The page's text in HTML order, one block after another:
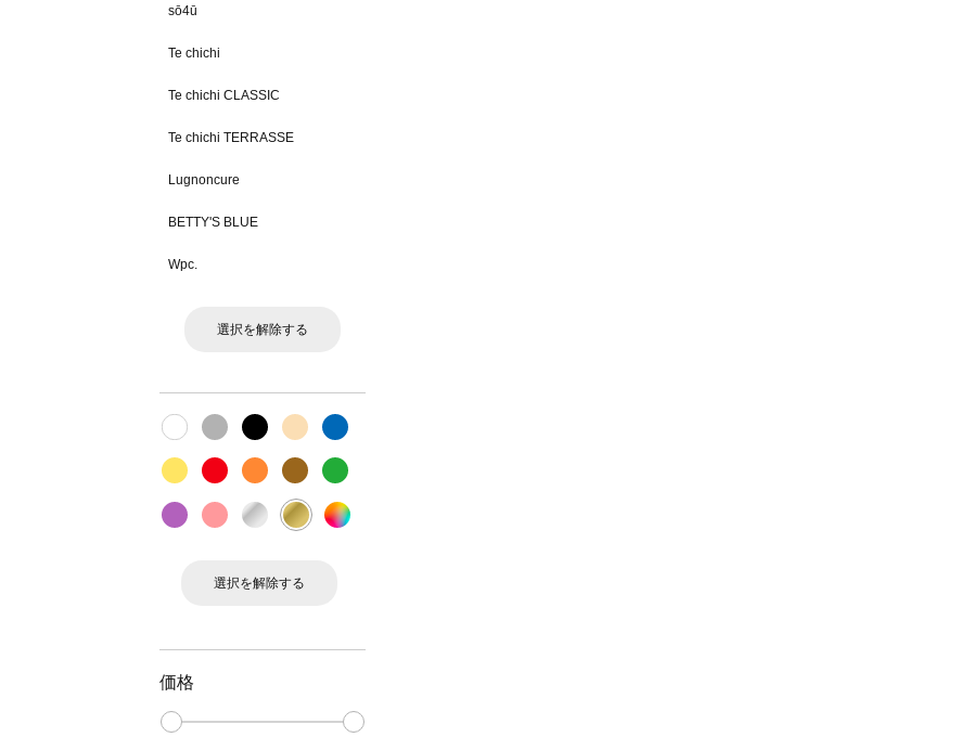
sō4ū
Te chichi
Te chichi CLASSIC
Te chichi TERRASSE
Lugnoncure
BETTY'S BLUE
Wpc.
選択を解除する
選択を解除する
価格